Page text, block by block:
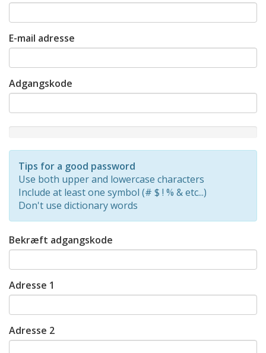
E-mail adresse
Adgangskode
Rating:
Tips for a good password
Use both upper and lowercase characters
Include at least one symbol (# $ ! % & etc...)
Don't use dictionary words
Bekræft adgangskode
Adresse 1
Adresse 2